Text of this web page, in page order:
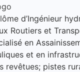
d’Ingénieur
Routiers et
en
et en
revêtues; pistes